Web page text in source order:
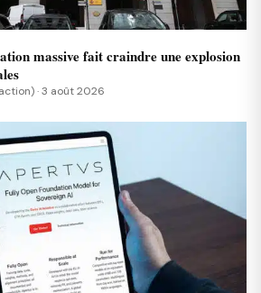
massive fait craindre une explosion
· 3 août 2026